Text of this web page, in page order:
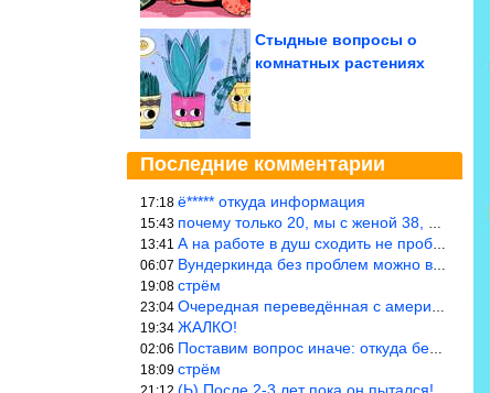
Стыдные вопросы о
комнатных растениях
Последние комментарии
17:18 ё***** откуда информация
15:43 почему только 20, мы с женой 38, называется ртутной свадьбой, гр
13:41 А на работе в душ сходить не пробовали?
06:07 Вундеркинда без проблем можно вырастить всего-то с максимально р
19:08 стрём
23:04 Очередная переведённая с американского статья. Не работает эта ф
19:34 ЖАЛКО!
02:06 Поставим вопрос иначе: откуда берётся столь зловредный феминизм?
18:09 стрём